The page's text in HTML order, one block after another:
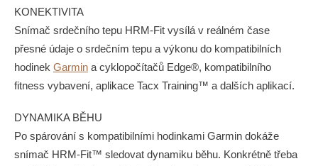
KONEKTIVITA
Snímač srdečního tepu HRM-Fit vysílá v reálném čase
přesné údaje o srdečním tepu a výkonu do kompatibilních
hodinek Garmin a cyklopočítačů Edge®, kompatibilního
fitness vybavení, aplikace Tacx Training™ a dalších aplikací.
DYNAMIKA BĚHU
Po spárování s kompatibilními hodinkami Garmin dokáže
snímač HRM-Fit™ sledovat dynamiku běhu. Konkrétně třeba